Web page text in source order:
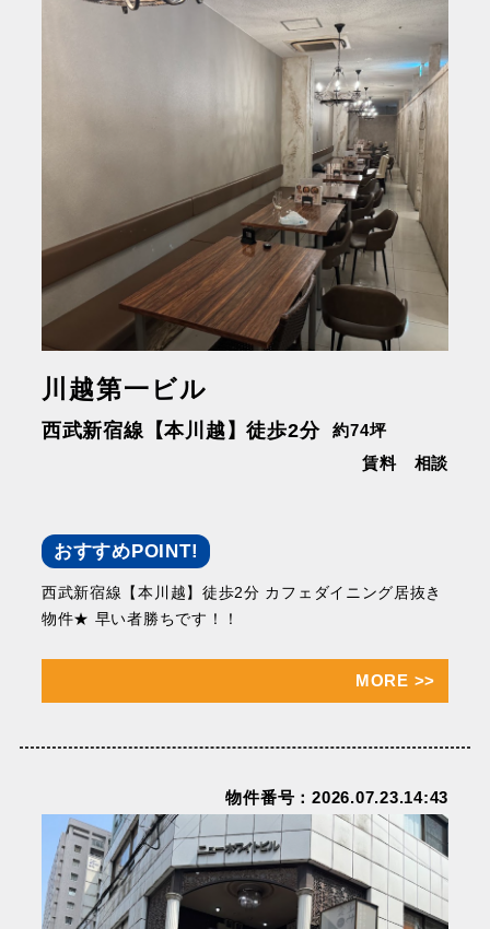
川越第一ビル
西武新宿線【本川越】徒歩2分
約74坪
賃料 相談
おすすめPOINT!
西武新宿線【本川越】徒歩2分 カフェダイニング居抜き
物件★ 早い者勝ちです！！
MORE >>
物件番号：2026.07.23.14:43